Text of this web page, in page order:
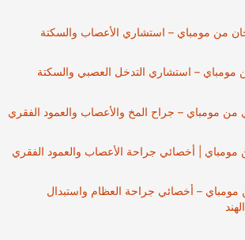
من مومباي – استشاري الأعصاب والسكتة
مومباي – استشاري التدخل العصبي والسكتة
من مومباي – جراح المخ والأعصاب والعمود الفقري
مومباي | أخصائي جراحة الأعصاب والعمود الفقري
– أخصائي جراحة العظام واستبدال